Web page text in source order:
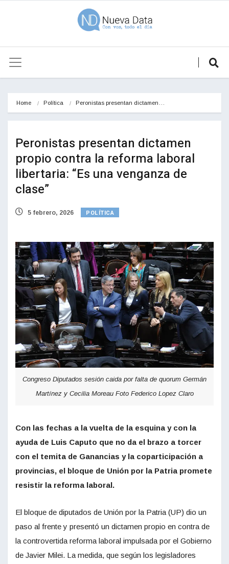
Home Política Peronistas presentan dictamen…
Peronistas presentan dictamen
propio contra la reforma laboral
libertaria: “Es una venganza de
clase”
5 febrero, 2026 POLÍTICA
Congreso Diputados sesión caida por falta de quorum Germán
Martínez y Cecilia Moreau Foto Federico Lopez Claro
Con las fechas a la vuelta de la esquina y con la
ayuda de Luis Caputo que no da el brazo a torcer
con el temita de Ganancias y la coparticipación a
provincias, el bloque de Unión por la Patria promete
resistir la reforma laboral.
El bloque de diputados de Unión por la Patria (UP) dio un
paso al frente y presentó un dictamen propio en contra de
la controvertida reforma laboral impulsada por el Gobierno
de Javier Milei. La medida, que según los legisladores